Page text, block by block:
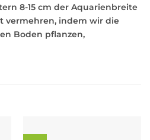
8-15 cm der Aquarienbreite
vermehren, indem wir die
Boden pflanzen,